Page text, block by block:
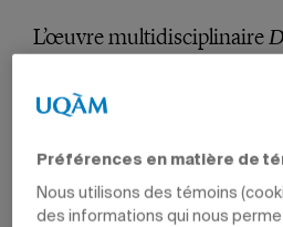
L’œuvre multidisciplinaire
Préférences en matière de
Nous utilisons des témoins
des informations qui nous